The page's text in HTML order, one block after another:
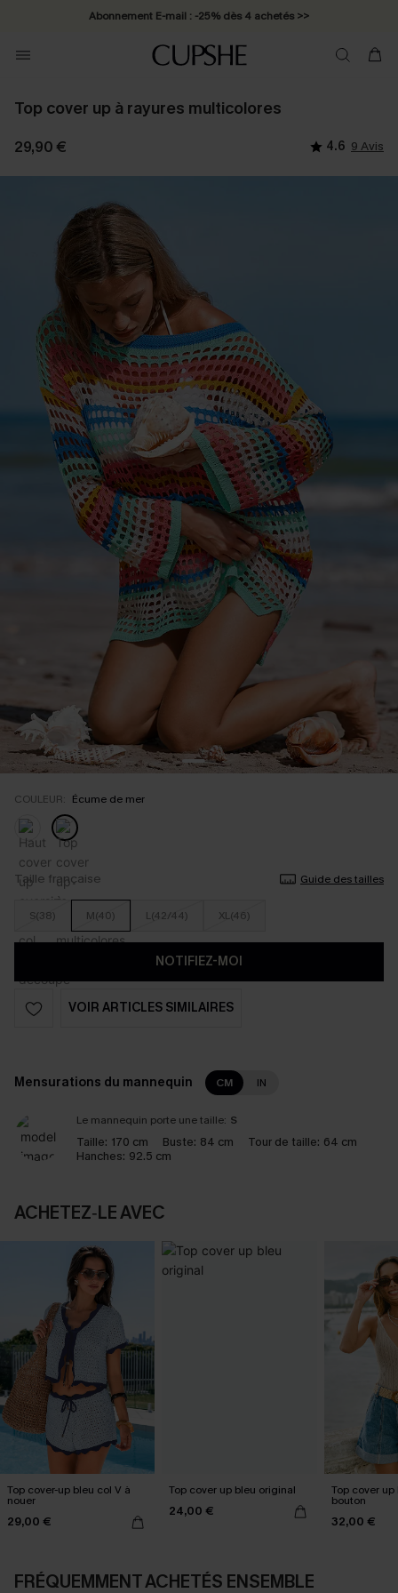
Abonnement E-mail : -25% dès 4 achetés >>
Top cover up à rayures multicolores
29,90 € 4.6 9 Avis
COULEUR: Écume de mer
Taille française Guide des tailles
S(38) M(40) L(42/44) XL(46)
NOTIFIEZ-MOI
VOIR ARTICLES SIMILAIRES
Mensurations du mannequin CM IN
Le mannequin porte une taille: S
Taille: 170 cm Buste: 84 cm Tour de taille: 64 cm
Hanches: 92.5 cm
ACHETEZ‑LE AVEC
Top cover-up bleu col V à
nouer
29,00 €
Top cover up bleu original
24,00 €
Top cover
bouton
32,00 €
FRÉQUEMMENT ACHETÉS ENSEMBLE